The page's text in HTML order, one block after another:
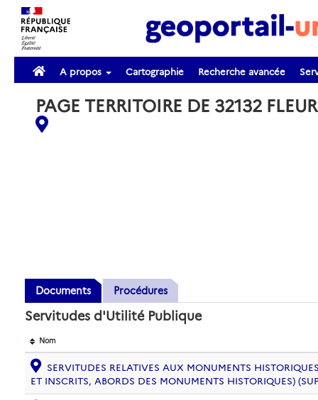
A propos Cartographie Recherche avancée
PAGE TERRITOIRE DE 32132
Documents Procédures
Servitudes d'Utilité Publique
Nom
SERVITUDES RELATIVES AUX MONUMENTS
ET INSCRITS, ABORDS DES MONUMENTS HISTORIQUES)